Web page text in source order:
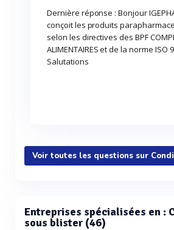
Dernière réponse : Bonjour
conçoit les produits
selon les directives des BPF
ALIMENTAIRES et de la norme ISO
Salutations
Voir toutes les questions sur
Entreprises spécialisées en :
sous blister (46)